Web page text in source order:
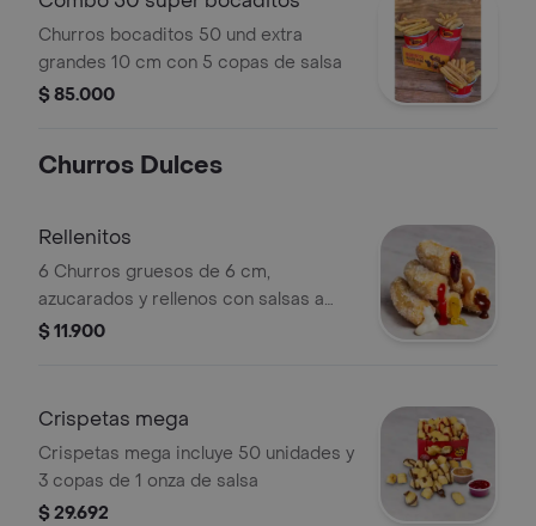
Churros bocaditos 50 und extra
grandes 10 cm con 5 copas de salsa
$ 85.000
Churros Dulces
Rellenitos
6 Churros gruesos de 6 cm,
azucarados y rellenos con salsas a
elección
$ 11.900
Crispetas mega
Crispetas mega incluye 50 unidades y
3 copas de 1 onza de salsa
$ 29.692